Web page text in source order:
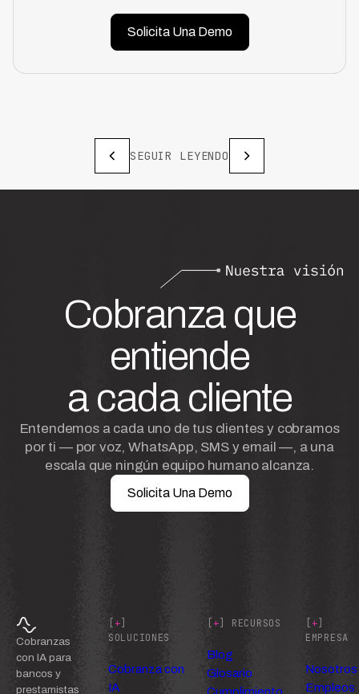
Solicita Una Demo
SEGUIR LEYENDO
Cobranza que
entiende
a cada cliente
Entendemos a cada uno de tus clientes y cobramos
por ti — por voz, WhatsApp, SMS y email —, a una
escala que ningún equipo humano alcanza.
Solicita Una Demo
Cobranzas
con IA para
bancos y
prestamistas
[+]
SOLUCIONES
Cobranza con
IA
[+] RECURSOS
Blog
Glosario
[+]
EMPRESA
Nosotros
Empleos